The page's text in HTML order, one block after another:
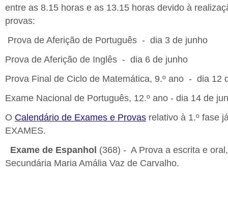
entre as 8.15 horas e as 13.15 horas devido à
provas:
Prova de Aferição de Português - dia 3 de junho
Prova de Aferição de Inglês - dia 6 de junho
Prova Final de Ciclo de Matemática, 9.º ano - dia 12
Exame Nacional de Português, 12.º ano - dia 14 de
O Calendário de Exames e Provas relativo à 1.º fase
EXAMES.
Exame de Espanhol (368) - A Prova a escrita e
Secundária Maria Amália Vaz de Carvalho.